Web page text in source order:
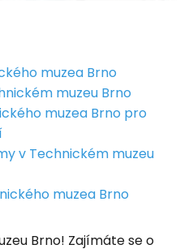
muzea Brno
muzeu Brno
muzea Brno pro
v Technickém muzeu
muzea Brno
Brno! Zajímáte se o